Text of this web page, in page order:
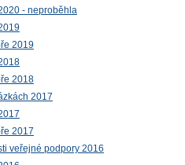
- neproběhla
2019
2018
2017
2017
veřejné podpory 2016